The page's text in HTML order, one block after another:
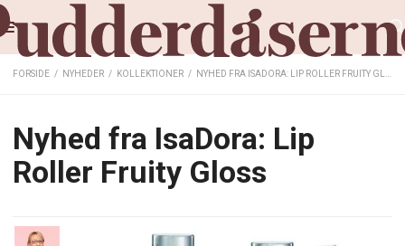
FORSIDE / NYHEDER / KOLLEKTIONER / NYHED FRA ISADORA: LIP ROLLER FRUITY GLOSS
Nyhed fra IsaDora: Lip
Roller Fruity Gloss